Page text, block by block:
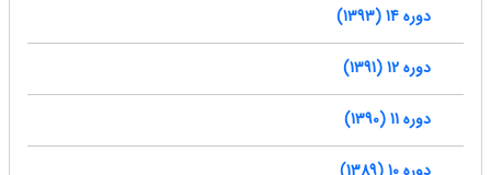
دوره 14 (1393)
دوره 12 (1391)
دوره 11 (1390)